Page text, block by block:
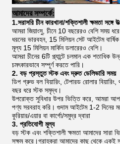
আমাদের সম্পর্কে:
1.সরাসরি চীন কারখানা/শক্তিশালী ক্ষমতা সঙ্গে
আমরা জিয়াংসু, চীনে 10 বছরেরও বেশি সময়
ধরনের ভারবহন, 15 মিলিয়ন সেট আইটেম
মূল্য 15 মিলিয়ন মার্কিন ডলারেরও বেশি।
আমরা চীনের 6টি প্ল্যান্টে চলমান এক শতাধিক
চমৎকারভাবে সম্পূর্ণ করতে পারি।
2. বড় প্রস্তুত স্টক এবং দ্রুত ডেলিভারি সময়
ডিপ গ্রুভ বল বিয়ারিং, টেপারড রোলার বিয়ারিং,
বছর ধরে স্টক সমৃদ্ধ।
উপরোক্ত সুবিধার উপর ভিত্তি করে, আমরা
পণ্য সরবরাহ করি। গুদাম আইটেম 1-2 দিনের
কুরিয়ার/এয়ার বা কার্গো/সমুদ্র দ্বারা
3. প্রতিযোগী মূল্য
বড় স্টক এবং শক্তিশালী ক্ষমতা আমাদের সারা
সক্ষম করে।গ্রাহকরা আমাদের কাছ থেকে একই